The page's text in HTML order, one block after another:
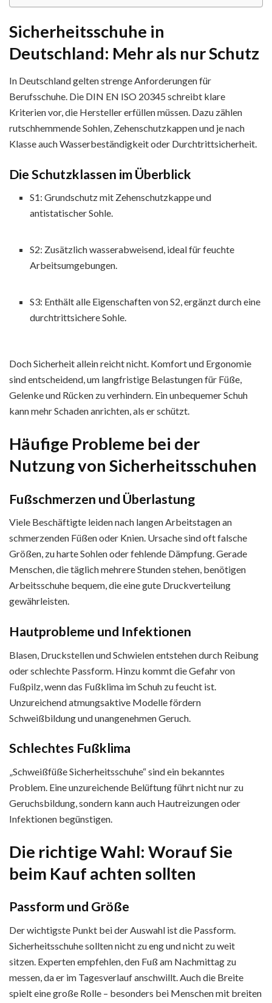
Sicherheitsschuhe in
Deutschland: Mehr als nur Schutz
In Deutschland gelten strenge Anforderungen für
Berufsschuhe. Die DIN EN ISO 20345 schreibt klare
Kriterien vor, die Hersteller erfüllen müssen. Dazu zählen
rutschhemmende Sohlen, Zehenschutzkappen und je nach
Klasse auch Wasserbeständigkeit oder Durchtrittsicherheit.
Die Schutzklassen im Überblick
S1: Grundschutz mit Zehenschutzkappe und
antistatischer Sohle.
S2: Zusätzlich wasserabweisend, ideal für feuchte
Arbeitsumgebungen.
S3: Enthält alle Eigenschaften von S2, ergänzt durch eine
durchtrittsichere Sohle.
Doch Sicherheit allein reicht nicht. Komfort und Ergonomie
sind entscheidend, um langfristige Belastungen für Füße,
Gelenke und Rücken zu verhindern. Ein unbequemer Schuh
kann mehr Schaden anrichten, als er schützt.
Häufige Probleme bei der
Nutzung von Sicherheitsschuhen
Fußschmerzen und Überlastung
Viele Beschäftigte leiden nach langen Arbeitstagen an
schmerzenden Füßen oder Knien. Ursache sind oft falsche
Größen, zu harte Sohlen oder fehlende Dämpfung. Gerade
Menschen, die täglich mehrere Stunden stehen, benötigen
Arbeitsschuhe bequem, die eine gute Druckverteilung
gewährleisten.
Hautprobleme und Infektionen
Blasen, Druckstellen und Schwielen entstehen durch Reibung
oder schlechte Passform. Hinzu kommt die Gefahr von
Fußpilz, wenn das Fußklima im Schuh zu feucht ist.
Unzureichend atmungsaktive Modelle fördern
Schweißbildung und unangenehmen Geruch.
Schlechtes Fußklima
„Schweißfüße Sicherheitsschuhe“ sind ein bekanntes
Problem. Eine unzureichende Belüftung führt nicht nur zu
Geruchsbildung, sondern kann auch Hautreizungen oder
Infektionen begünstigen.
Die richtige Wahl: Worauf Sie
beim Kauf achten sollten
Passform und Größe
Der wichtigste Punkt bei der Auswahl ist die Passform.
Sicherheitsschuhe sollten nicht zu eng und nicht zu weit
sitzen. Experten empfehlen, den Fuß am Nachmittag zu
messen, da er im Tagesverlauf anschwillt. Auch die Breite
spielt eine große Rolle – besonders bei Menschen mit breiten